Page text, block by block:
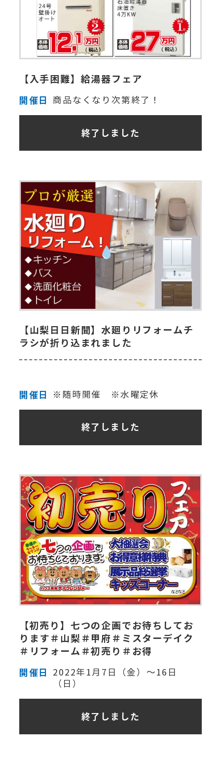
【入手困難】給湯器フェア
開催日 商品なくなり次第終了！
終了しました
【山梨日日新聞】水廻りリフォームチ
ラシが折り込まれました
開催日 ※随時開催 ※水曜定休
終了しました
【初売り】七つの企画でお待ちしてお
ります＃山梨＃甲府＃ミスターデイク
＃リフォーム＃初売り＃お得
開催日
2022年1月7日（金）～16日
（日）
終了しました